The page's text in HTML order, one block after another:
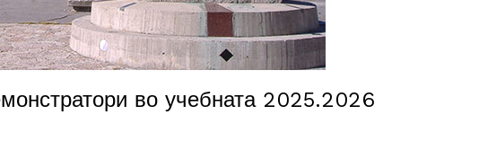
во учебната 2025.2026